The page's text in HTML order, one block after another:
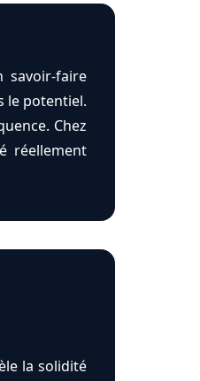
savoir-faire
le potentiel.
Chez
réellement
la solidité